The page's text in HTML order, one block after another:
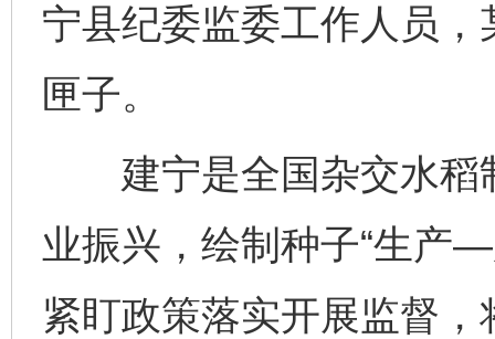
宁县纪委监委工作人员
匣子。
建宁是全国杂交水稻
业振兴，绘制种子“生产
紧盯政策落实开展监督